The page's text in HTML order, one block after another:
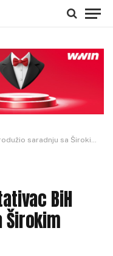
saradnju sa Širokim Brijegom
BiH
Širokim